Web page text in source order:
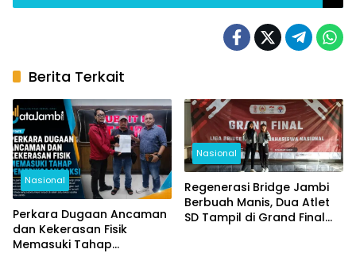
Berita Terkait
Nasional
Perkara Dugaan Ancaman
dan Kekerasan Fisik
Memasuki Tahap
Nasional
Regenerasi Bridge Jambi
Berbuah Manis, Dua Atlet
SD Tampil di Grand Final